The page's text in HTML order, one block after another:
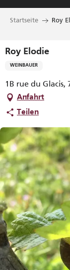
Aller
Startseite Roy
Roy Elodie
WEINBAUER
1B rue du Glacis,
Anfahrt
Teilen